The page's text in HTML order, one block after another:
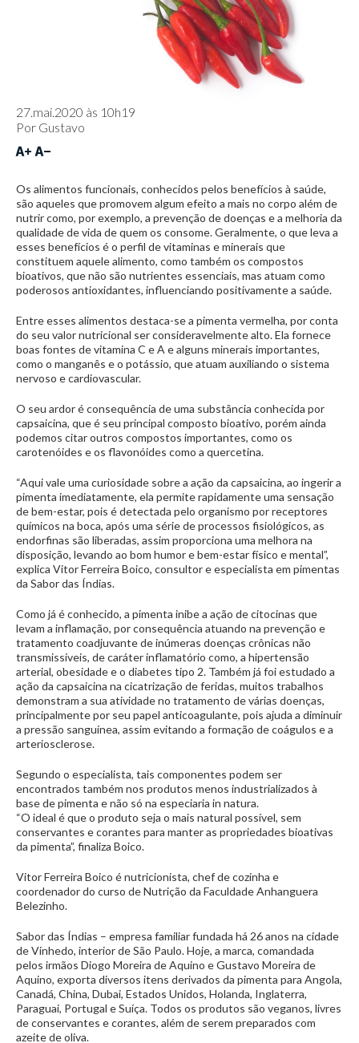
27.mai.2020 às 10h19
Por Gustavo
Os alimentos funcionais, conhecidos pelos benefícios à saúde,
são aqueles que promovem algum efeito a mais no corpo além de
nutrir como, por exemplo, a prevenção de doenças e a melhoria da
qualidade de vida de quem os consome. Geralmente, o que leva a
esses benefícios é o perfil de vitaminas e minerais que
constituem aquele alimento, como também os compostos
bioativos, que não são nutrientes essenciais, mas atuam como
poderosos antioxidantes, influenciando positivamente a saúde.
Entre esses alimentos destaca-se a pimenta vermelha, por conta
do seu valor nutricional ser consideravelmente alto. Ela fornece
boas fontes de vitamina C e A e alguns minerais importantes,
como o manganês e o potássio, que atuam auxiliando o sistema
nervoso e cardiovascular.
O seu ardor é consequência de uma substância conhecida por
capsaicina, que é seu principal composto bioativo, porém ainda
podemos citar outros compostos importantes, como os
carotenóides e os flavonóides como a quercetina.
“Aqui vale uma curiosidade sobre a ação da capsaicina, ao ingerir a
pimenta imediatamente, ela permite rapidamente uma sensação
de bem-estar, pois é detectada pelo organismo por receptores
químicos na boca, após uma série de processos fisiológicos, as
endorfinas são liberadas, assim proporciona uma melhora na
disposição, levando ao bom humor e bem-estar físico e mental”,
explica Vitor Ferreira Boico, consultor e especialista em pimentas
da Sabor das Índias.
Como já é conhecido, a pimenta inibe a ação de citocinas que
levam a inflamação, por consequência atuando na prevenção e
tratamento coadjuvante de inúmeras doenças crônicas não
transmissíveis, de caráter inflamatório como, a hipertensão
arterial, obesidade e o diabetes tipo 2. Também já foi estudado a
ação da capsaicina na cicatrização de feridas, muitos trabalhos
demonstram a sua atividade no tratamento de várias doenças,
principalmente por seu papel anticoagulante, pois ajuda a diminuir
a pressão sanguínea, assim evitando a formação de coágulos e a
arteriosclerose.
Segundo o especialista, tais componentes podem ser
encontrados também nos produtos menos industrializados à
base de pimenta e não só na especiaria in natura.
“O ideal é que o produto seja o mais natural possível, sem
conservantes e corantes para manter as propriedades bioativas
da pimenta”, finaliza Boico.
Vitor Ferreira Boico é nutricionista, chef de cozinha e
coordenador do curso de Nutrição da Faculdade Anhanguera
Belezinho.
Sabor das Índias – empresa familiar fundada há 26 anos na cidade
de Vinhedo, interior de São Paulo. Hoje, a marca, comandada
pelos irmãos Diogo Moreira de Aquino e Gustavo Moreira de
Aquino, exporta diversos itens derivados da pimenta para Angola,
Canadá, China, Dubai, Estados Unidos, Holanda, Inglaterra,
Paraguai, Portugal e Suíça. Todos os produtos são veganos, livres
de conservantes e corantes, além de serem preparados com
azeite de oliva.